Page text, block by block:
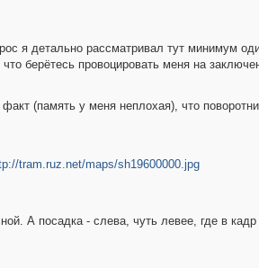
я детально рассматривал тут минимум
берётесь провоцировать меня на
(память у меня неплохая), что
tram.ruz.net/maps/sh19600000.jpg
А посадка - слева, чуть левее, где в